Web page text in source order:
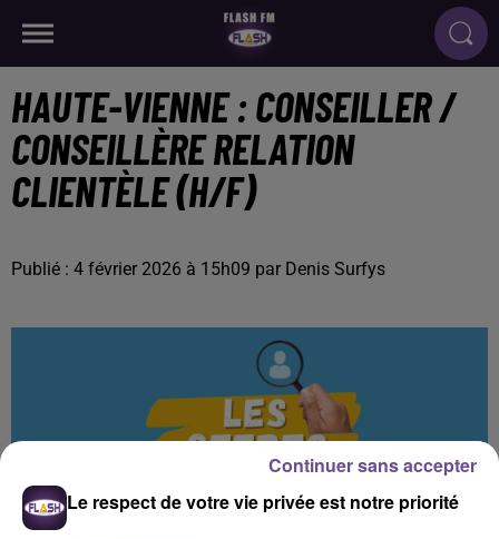
HAUTE-VIENNE : CONSEILLER /
CONSEILLÈRE RELATION
CLIENTÈLE (H/F)
Publié : 4 février 2026 à 15h09 par Denis Surfys
Le respect de votre vie privée est notre priorité
Continuer sans accepter